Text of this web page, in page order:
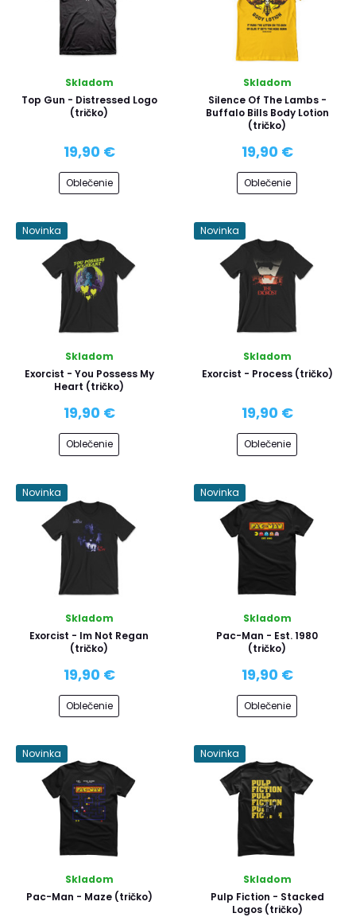
Skladom
Top Gun - Distressed Logo
(tričko)
19,90 €
Oblečenie
Skladom
Silence Of The Lambs -
Buffalo Bills Body Lotion
(tričko)
19,90 €
Oblečenie
Novinka
Skladom
Exorcist - You Possess My
Heart (tričko)
19,90 €
Oblečenie
Novinka
Skladom
Exorcist - Process (tričko)
19,90 €
Oblečenie
Novinka
Skladom
Exorcist - Im Not Regan
(tričko)
19,90 €
Oblečenie
Novinka
Skladom
Pac-Man - Est. 1980
(tričko)
19,90 €
Oblečenie
Novinka
Skladom
Pac-Man - Maze (tričko)
Novinka
Skladom
Pulp Fiction - Stacked
Logos (tričko)